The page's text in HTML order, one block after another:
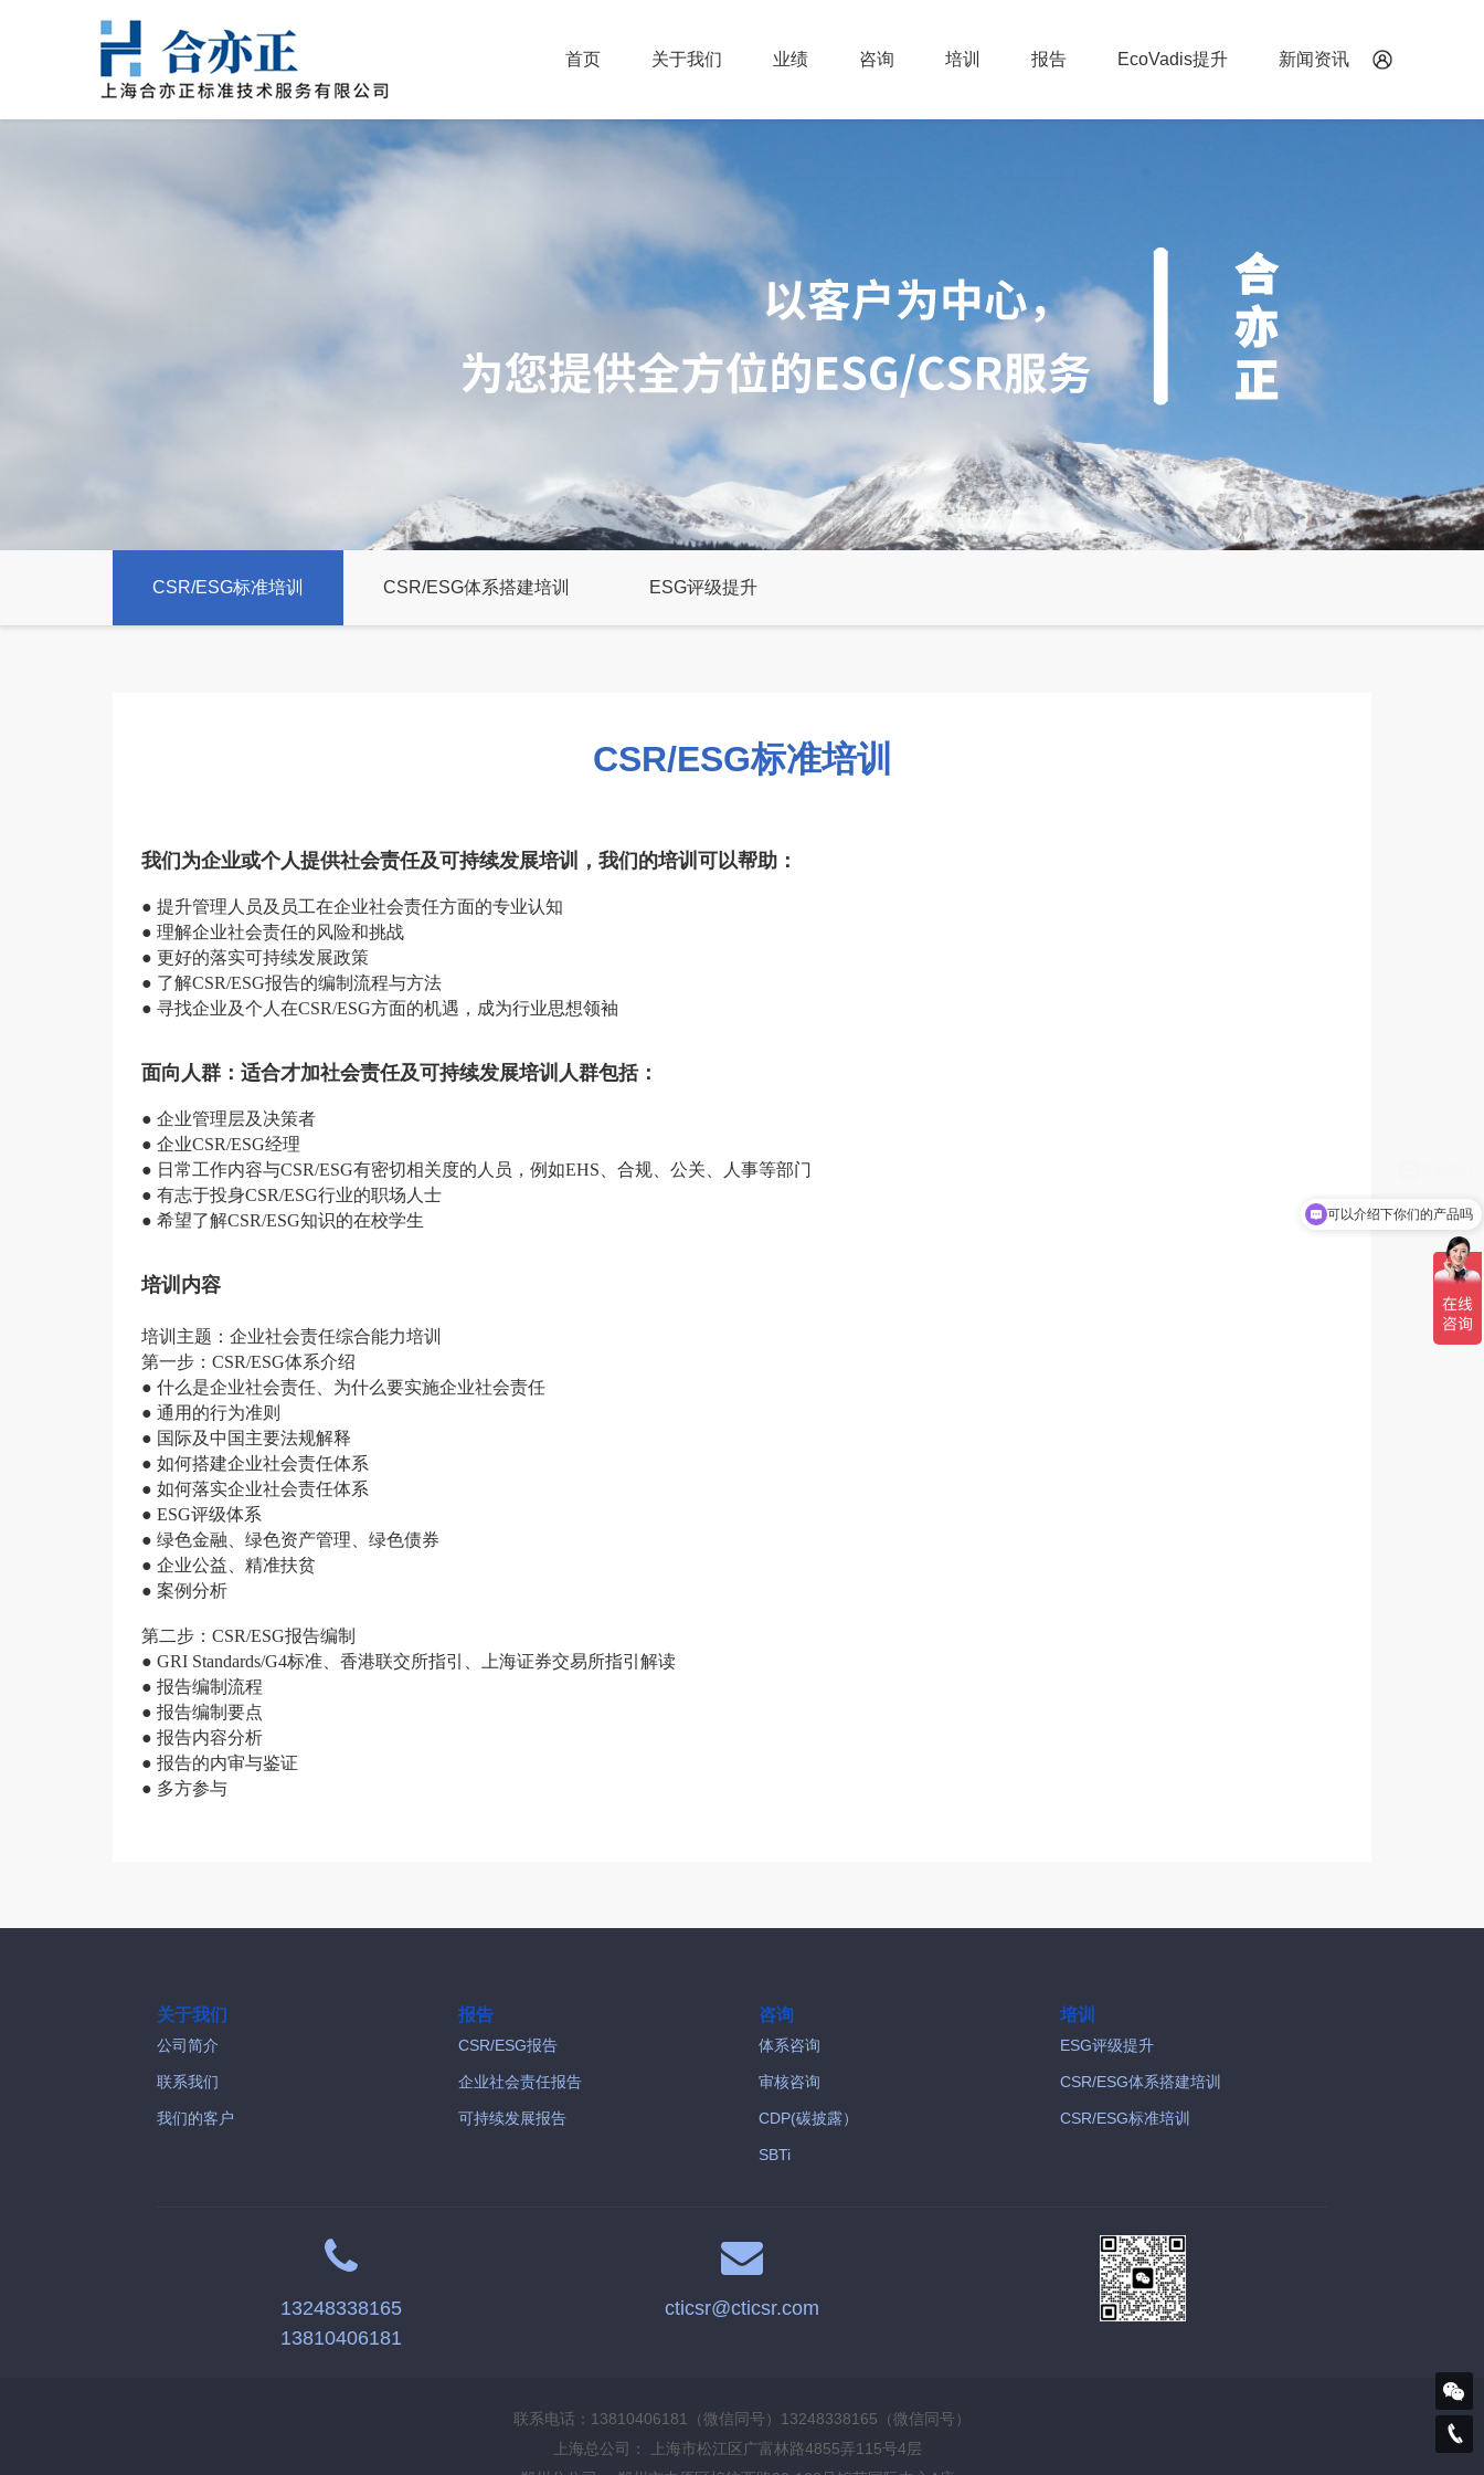
首页 关于我们 业绩 咨询 培训 报告 EcoVadis提升 新闻资讯
CSR/ESG标准培训 CSR/ESG体系搭建培训 ESG评级提升
CSR/ESG标准培训
我们为企业或个人提供社会责任及可持续发展培训，我们的培训可以帮助：
● 提升管理人员及员工在企业社会责任方面的专业认知
● 理解企业社会责任的风险和挑战
● 更好的落实可持续发展政策
● 了解CSR/ESG报告的编制流程与方法
● 寻找企业及个人在CSR/ESG方面的机遇，成为行业思想领袖
面向人群：适合才加社会责任及可持续发展培训人群包括：
● 企业管理层及决策者
● 企业CSR/ESG经理
● 日常工作内容与CSR/ESG有密切相关度的人员，例如EHS、合规、公关、人事等部门
● 有志于投身CSR/ESG行业的职场人士
● 希望了解CSR/ESG知识的在校学生
培训内容
培训主题：企业社会责任综合能力培训
第一步：CSR/ESG体系介绍
● 什么是企业社会责任、为什么要实施企业社会责任
● 通用的行为准则
● 国际及中国主要法规解释
● 如何搭建企业社会责任体系
● 如何落实企业社会责任体系
● ESG评级体系
● 绿色金融、绿色资产管理、绿色债券
● 企业公益、精准扶贫
● 案例分析
第二步：CSR/ESG报告编制
● GRI Standards/G4标准、香港联交所指引、上海证券交易所指引解读
● 报告编制流程
● 报告编制要点
● 报告内容分析
● 报告的内审与鉴证
● 多方参与
关于我们
公司简介
联系我们
我们的客户
报告
CSR/ESG报告
企业社会责任报告
可持续发展报告
咨询
体系咨询
审核咨询
CDP(碳披露）
SBTi
培训
ESG评级提升
CSR/ESG体系搭建培训
CSR/ESG标准培训
13248338165
13810406181
cticsr@cticsr.com
联系电话：13810406181（微信同号）13248338165（微信同号）
上海总公司： 上海市松江区广富林路4855弄115号4层
可以介绍下你们的产品吗